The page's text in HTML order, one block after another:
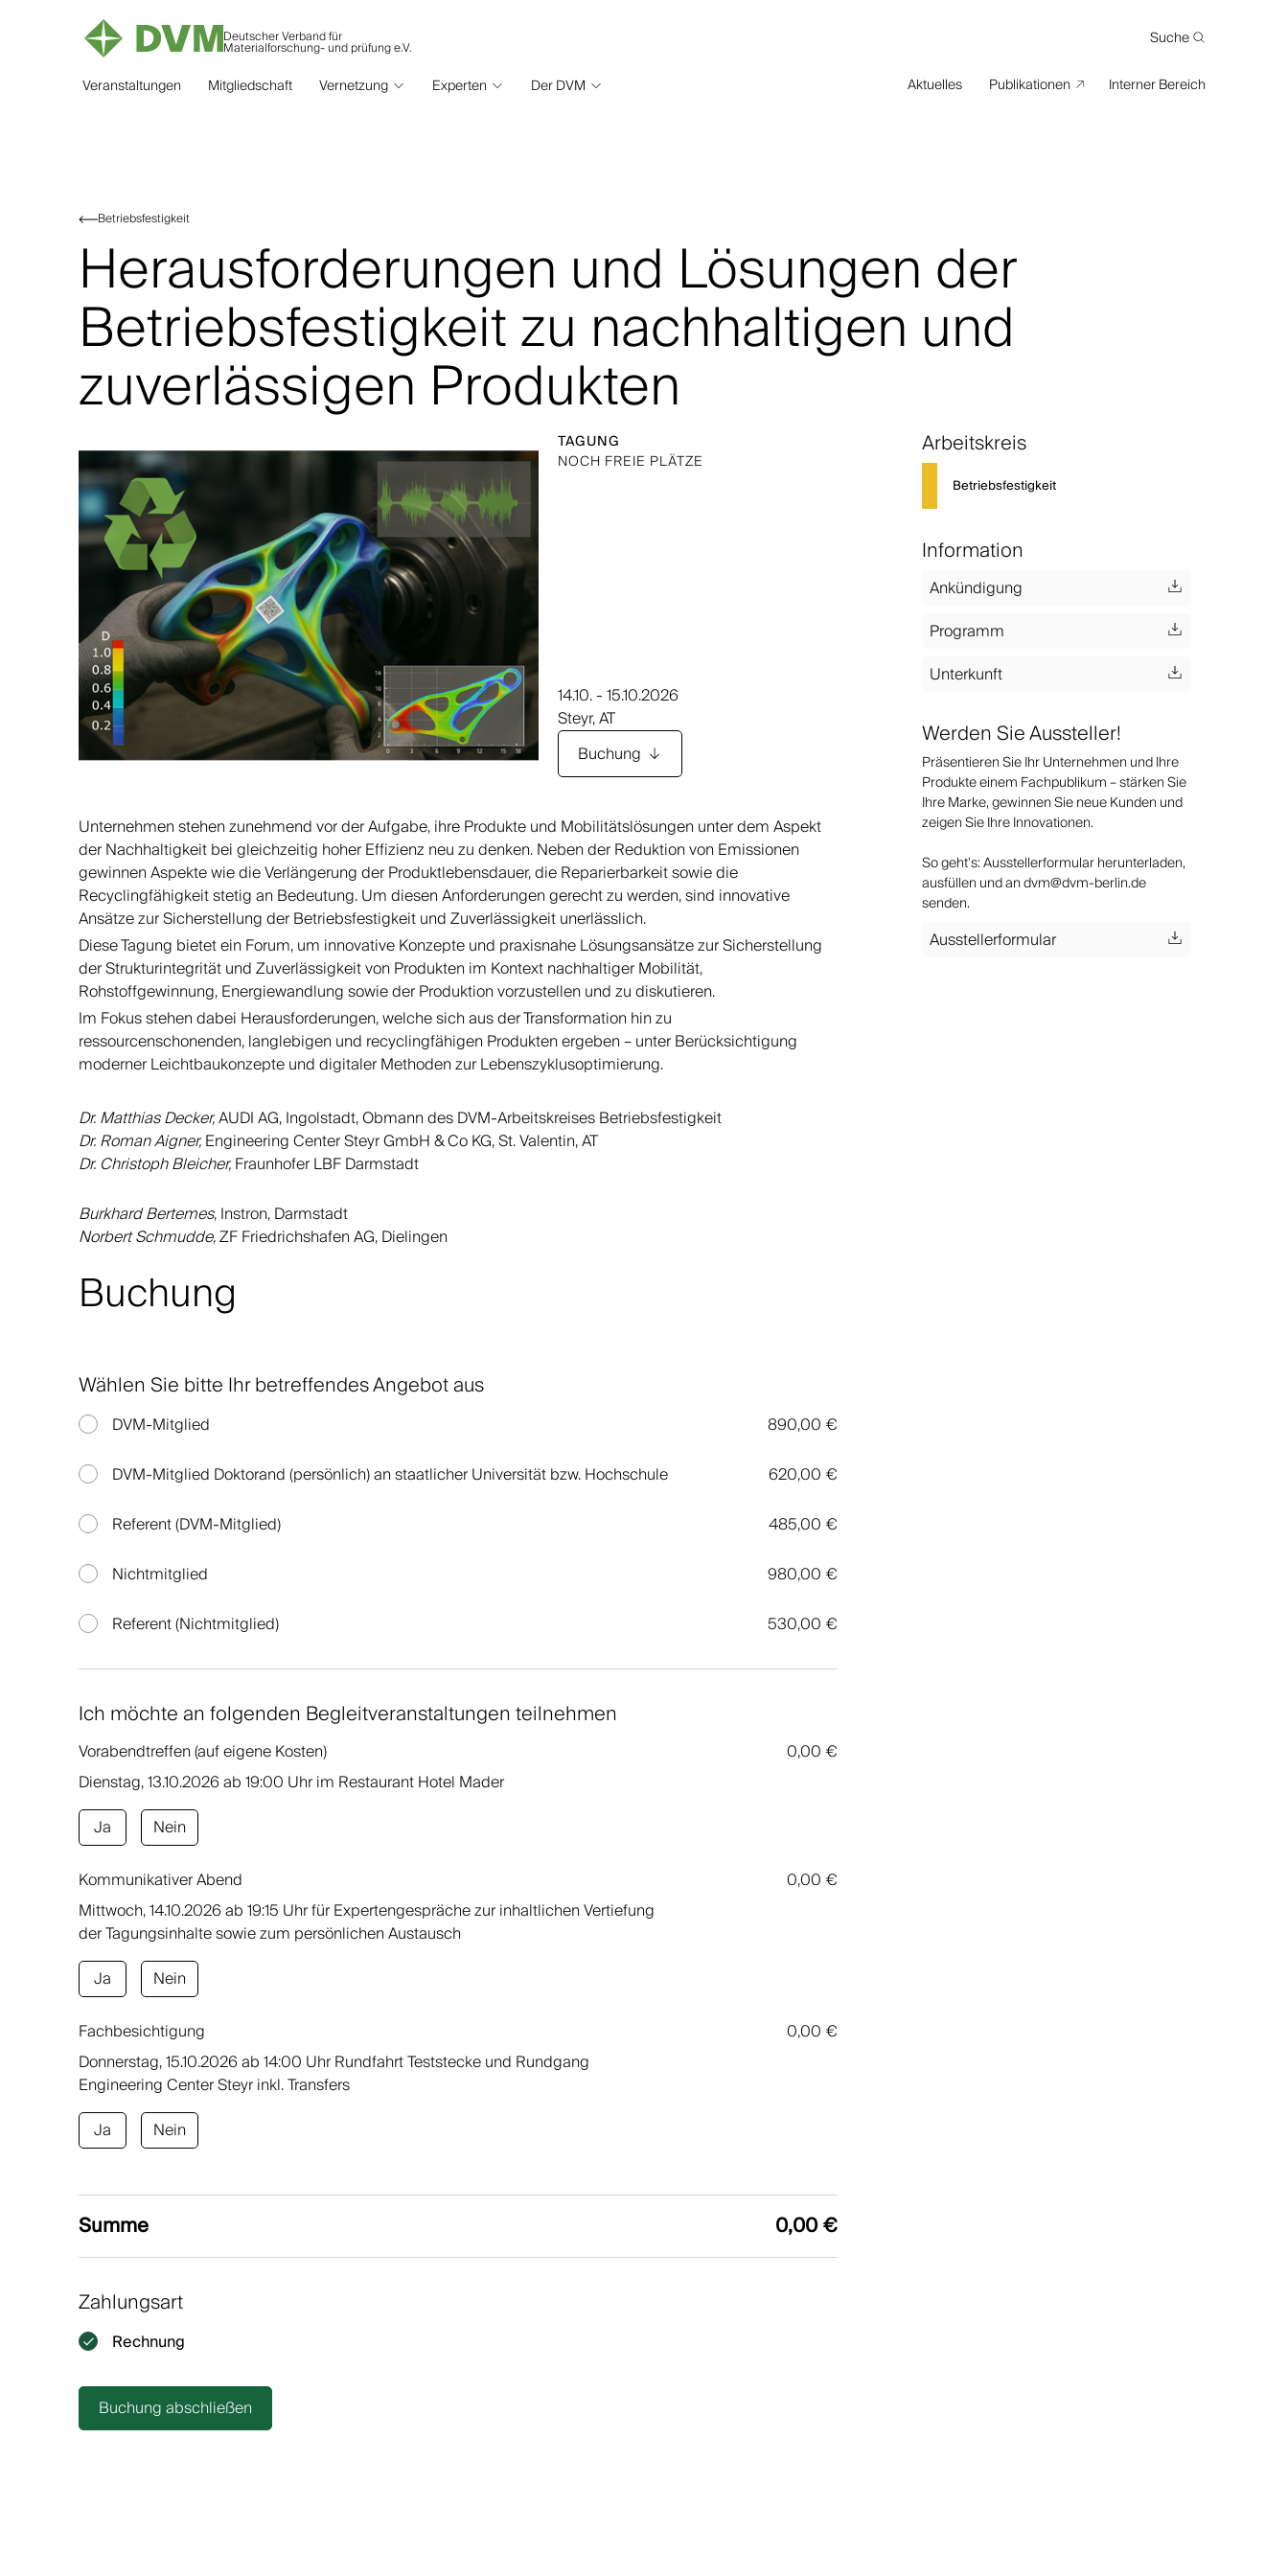
Deutscher Verband für
Materialforschung- und prüfung e.V.
Veranstaltungen Mitgliedschaft Vernetzung Experten Der DVM
Suche
Aktuelles Publikationen Interner Bereich
Betriebsfestigkeit
Herausforderungen und Lösungen der
Betriebsfestigkeit zu nachhaltigen und
zuverlässigen Produkten
TAGUNG
NOCH FREIE PLÄTZE
14.10. - 15.10.2026
Steyr, AT
Buchung
Unternehmen stehen zunehmend vor der Aufgabe, ihre Produkte und Mobilitätslösungen unter dem Aspekt
der Nachhaltigkeit bei gleichzeitig hoher Effizienz neu zu denken. Neben der Reduktion von Emissionen
gewinnen Aspekte wie die Verlängerung der Produktlebensdauer, die Reparierbarkeit sowie die
Recyclingfähigkeit stetig an Bedeutung. Um diesen Anforderungen gerecht zu werden, sind innovative
Ansätze zur Sicherstellung der Betriebsfestigkeit und Zuverlässigkeit unerlässlich.
Diese Tagung bietet ein Forum, um innovative Konzepte und praxisnahe Lösungsansätze zur Sicherstellung
der Strukturintegrität und Zuverlässigkeit von Produkten im Kontext nachhaltiger Mobilität,
Rohstoffgewinnung, Energiewandlung sowie der Produktion vorzustellen und zu diskutieren.
Im Fokus stehen dabei Herausforderungen, welche sich aus der Transformation hin zu
ressourcenschonenden, langlebigen und recyclingfähigen Produkten ergeben – unter Berücksichtigung
moderner Leichtbaukonzepte und digitaler Methoden zur Lebenszyklusoptimierung.
Dr. Matthias Decker,AUDI AG, Ingolstadt, Obmann des DVM-Arbeitskreises Betriebsfestigkeit
Dr. Roman Aigner,Engineering Center Steyr GmbH & Co KG, St. Valentin, AT
Dr. Christoph Bleicher,Fraunhofer LBF Darmstadt
Burkhard Bertemes, Instron, Darmstadt
Norbert Schmudde,ZF Friedrichshafen AG, Dielingen
Buchung
Wählen Sie bitte Ihr betreffendes Angebot aus
DVM-Mitglied
890,00 €
DVM-Mitglied Doktorand (persönlich) an staatlicher Universität bzw. Hochschule
620,00 €
Referent (DVM-Mitglied)
485,00 €
Nichtmitglied
980,00 €
Referent (Nichtmitglied)
530,00 €
Ich möchte an folgenden Begleitveranstaltungen teilnehmen
Vorabendtreffen (auf eigene Kosten)
0,00 €
Dienstag, 13.10.2026 ab 19:00 Uhr im Restaurant Hotel Mader
Ja
Nein
Kommunikativer Abend
0,00 €
Mittwoch, 14.10.2026 ab 19:15 Uhr für Expertengespräche zur inhaltlichen Vertiefung
der Tagungsinhalte sowie zum persönlichen Austausch
Ja
Nein
Fachbesichtigung
0,00 €
Donnerstag, 15.10.2026 ab 14:00 Uhr Rundfahrt Teststecke und Rundgang
Engineering Center Steyr inkl. Transfers
Ja
Nein
Summe 0,00 €
Zahlungsart
Rechnung
Arbeitskreis
Betriebsfestigkeit
Information
Ankündigung
Programm
Unterkunft
Werden Sie Aussteller!
Präsentieren Sie Ihr Unternehmen und Ihre
Produkte einem Fachpublikum – stärken Sie
Ihre Marke, gewinnen Sie neue Kunden und
zeigen Sie Ihre Innovationen.
So geht’s: Ausstellerformular herunterladen,
ausfüllen und an dvm@dvm-berlin.de
senden.
Ausstellerformular